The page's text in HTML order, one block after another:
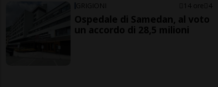
GRIGIONI 14 ore 4
Ospedale di Samedan, al voto
un accordo di 28,5 milioni